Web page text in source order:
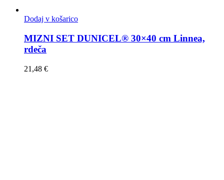
Dodaj v košarico
MIZNI SET DUNICEL® 30×40 cm Linnea,
rdeča
21,48 €